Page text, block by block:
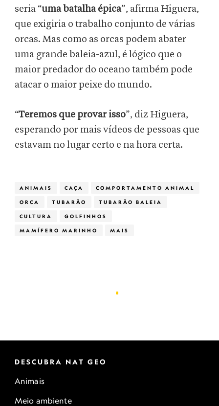
seria “uma batalha épica”, afirma Higuera,
que exigiria o trabalho conjunto de várias
orcas. Mas como as orcas podem abater
uma grande baleia-azul, é lógico que o
maior predador do oceano também pode
atacar o maior peixe do mundo.
“Teremos que provar isso”, diz Higuera,
esperando por mais vídeos de pessoas que
estavam no lugar certo e na hora certa.
ANIMAIS CAÇA COMPORTAMENTO ANIMAL
ORCA TUBARÃO TUBARÃO BALEIA
CULTURA GOLFINHOS
MAMÍFERO MARINHO MAIS
DESCUBRA NAT GEO
Animais
Meio ambiente